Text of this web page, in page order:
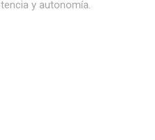
y autonomía.